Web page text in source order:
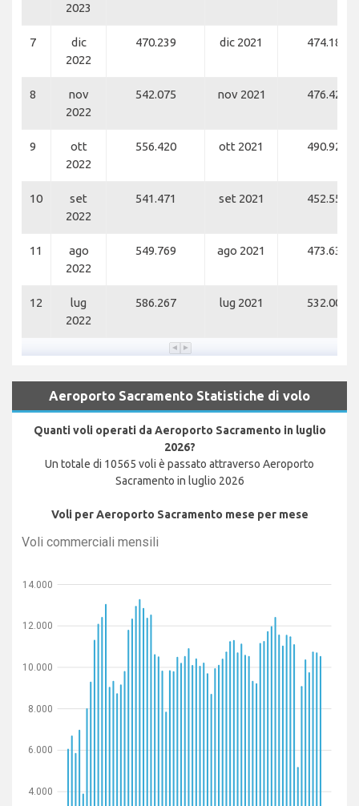
2023
7
dic
2022
470.239 dic 2021 474.188
8
nov
2022
542.075 nov 2021 476.426
9
ott
2022
556.420 ott 2021 490.920
10
set
2022
541.471 set 2021 452.553
11
ago
2022
549.769 ago 2021 473.636
12
lug
2022
586.267 lug 2021 532.007
Aeroporto Sacramento Statistiche di volo
Quanti voli operati da Aeroporto Sacramento in luglio
2026?
Un totale di 10565 voli è passato attraverso Aeroporto
Sacramento in luglio 2026
Voli per Aeroporto Sacramento mese per mese
Voli commerciali mensili
4.000
6.000
8.000
10.000
12.000
14.000